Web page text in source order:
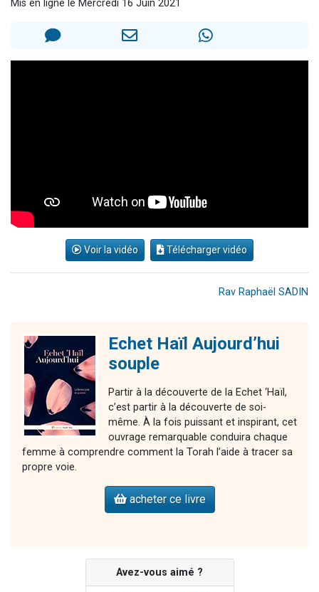
12 nouvelles musiques dans Torah-Box Music
Mis en ligne le Mercredi 16 Juin 2021
Voir la vidéo Télécharger vidéo
Rav Raphaël SADIN
Echet Haïl Aujourd’hui
souple
Partir à la découverte de la Echet ‘Haïl,
c’est partir à la découverte de soi-
même. À la fois puissant et inspirant, cet
ouvrage remarquable conduira chaque
femme à comprendre comment la Torah l’aide à tracer sa
propre voie.
acheter ce livre
Avez-vous aimé ?